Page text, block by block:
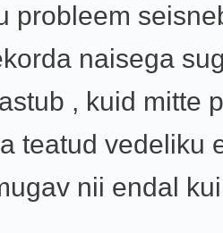
probleem
naisega
, kuid mitte
teatud vedeliku
nii endal